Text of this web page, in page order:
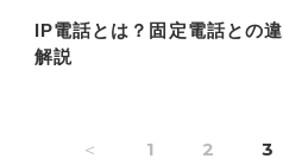
IP電話とは？固定電話との
解説
＜ 1 2 3